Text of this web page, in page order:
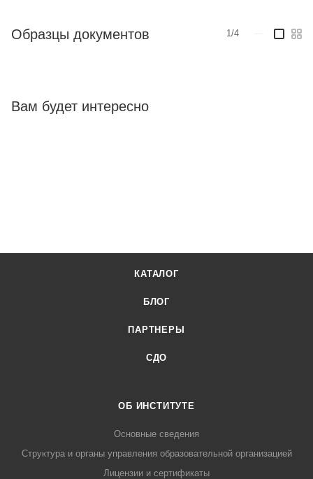
Образцы документов 1/4
Вам будет интересно
КАТАЛОГ
БЛОГ
ПАРТНЕРЫ
СДО
ОБ ИНСТИТУТЕ
Основные сведения
Структура и органы управления образовательной организацией
Лицензии и сертификаты